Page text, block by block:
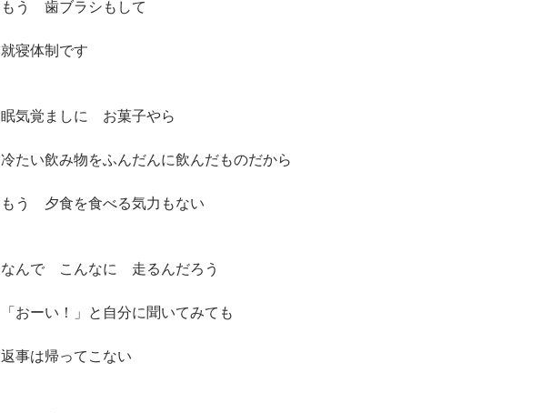
もう　歯ブラシもして
就寝体制です
眠気覚ましに　お菓子やら
冷たい飲み物をふんだんに飲んだものだから
もう　夕食を食べる気力もない
なんで　こんなに　走るんだろう
「おーい！」と自分に聞いてみても
返事は帰ってこない